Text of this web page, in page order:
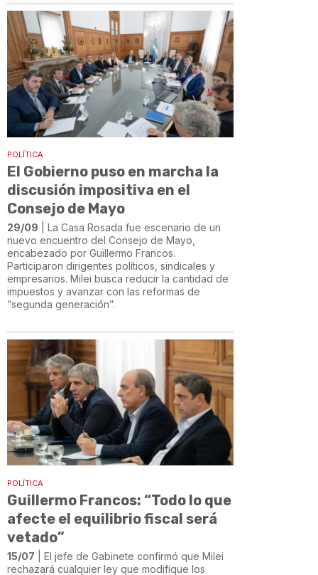
POLÍTICA
El Gobierno puso en marcha la
discusión impositiva en el
Consejo de Mayo
29/09 | La Casa Rosada fue escenario de un
nuevo encuentro del Consejo de Mayo,
encabezado por Guillermo Francos.
Participaron dirigentes políticos, sindicales y
empresarios. Milei busca reducir la cantidad de
impuestos y avanzar con las reformas de
“segunda generación”.
POLÍTICA
Guillermo Francos: “Todo lo que
afecte el equilibrio fiscal será
vetado”
15/07 | El jefe de Gabinete confirmó que Milei
rechazará cualquier ley que modifique los